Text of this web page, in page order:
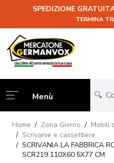
SPEDIZIONE
TERMINA
Salta al contenuto
Menù
Home / Zona Giorno / Mobili
/ Scrivanie e cassettiere
/ SCRIVANIA LA FABBRICA
SCR219 110X60.5X77 CM